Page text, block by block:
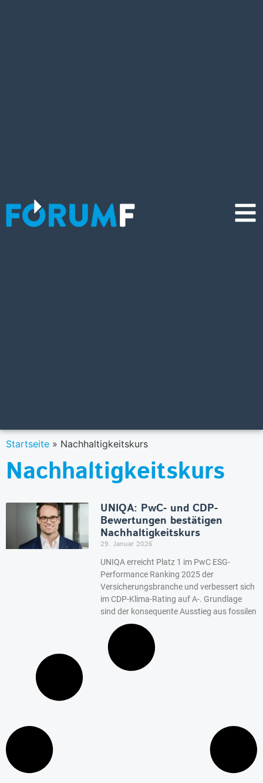
Startseite » Nachhaltigkeitskurs
Nachhaltigkeitskurs
UNIQA: PwC- und CDP-
Bewertungen bestätigen
Nachhaltigkeitskurs
29. Januar 2026
UNIQA erreicht Platz 1 im PwC ESG-
Performance Ranking 2025 der
Versicherungsbranche und verbessert sich
im CDP-Klima-Rating auf A-. Grundlage
sind der konsequente Ausstieg aus fossilen